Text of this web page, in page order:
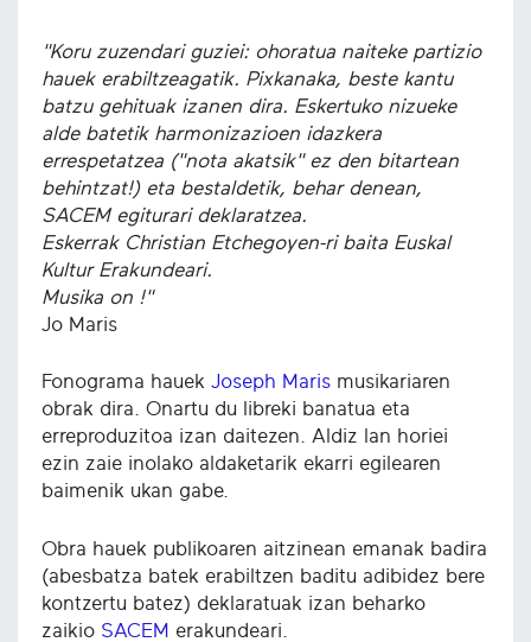
"Koru zuzendari guziei: ohoratua naiteke partizio
hauek erabiltzeagatik. Pixkanaka, beste kantu
batzu gehituak izanen dira. Eskertuko nizueke
alde batetik harmonizazioen idazkera
errespetatzea ("nota akatsik" ez den bitartean
behintzat!) eta bestaldetik, behar denean,
SACEM egiturari deklaratzea.
Eskerrak Christian Etchegoyen-ri baita Euskal
Kultur Erakundeari.
Musika on !"
Jo Maris
Fonograma hauek Joseph Maris musikariaren
obrak dira. Onartu du libreki banatua eta
erreproduzitoa izan daitezen. Aldiz lan horiei
ezin zaie inolako aldaketarik ekarri egilearen
baimenik ukan gabe.
Obra hauek publikoaren aitzinean emanak badira
(abesbatza batek erabiltzen baditu adibidez bere
kontzertu batez) deklaratuak izan beharko
zaikio SACEM erakundeari.